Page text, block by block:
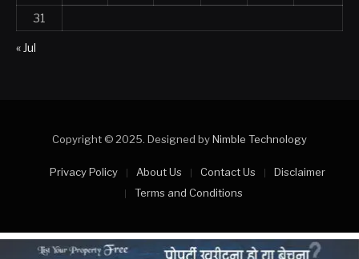
31
« Jul
Copyright © 2025. Designed byNimble Technology
Privacy Policy About Us Contact Us
Disclaimer
Terms and Conditions